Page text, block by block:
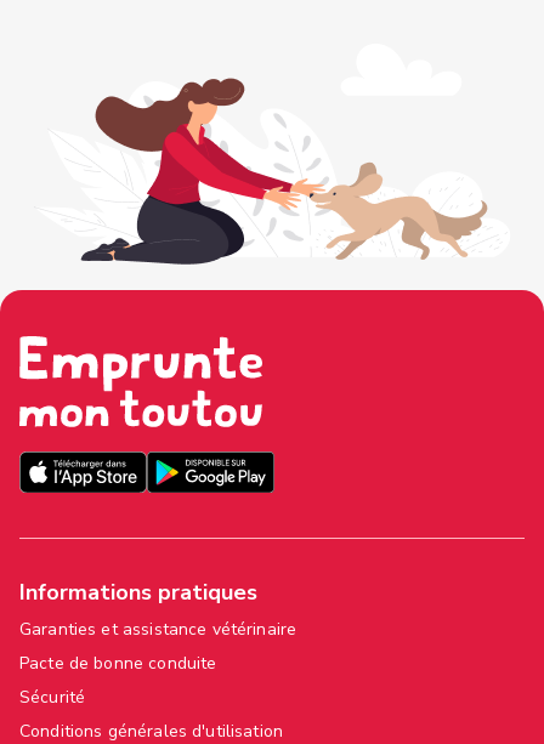
Informations pratiques
Garanties et assistance vétérinaire
Pacte de bonne conduite
Sécurité
Conditions générales d'utilisation